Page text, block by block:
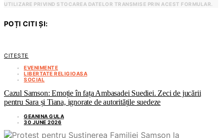
UTILIZARE PRIVIND STOCAREA DATELOR TRANSMISE PRIN ACEST FORMULAR.
POȚI CITI ȘI:
CITEȘTE
EVENIMENTE
LIBERTATE RELIGIOASA
SOCIAL
Cazul Samson: Emoție în fața Ambasadei Suediei. Zeci de jucării
pentru Sara și Tiana, ignorate de autoritățile suedeze
GEANINA GULA
30 JUNE 2026